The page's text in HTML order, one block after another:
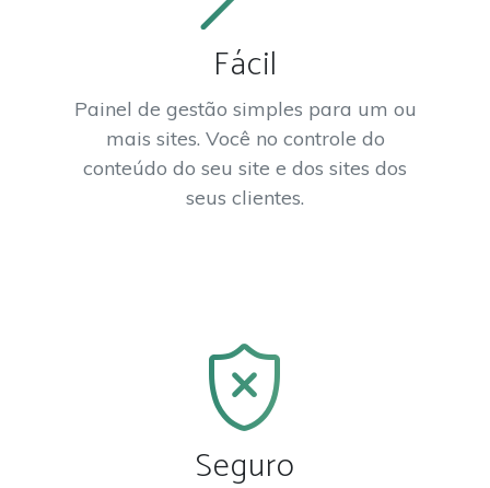
Fácil
Painel de gestão simples para um ou
mais sites. Você no controle do
conteúdo do seu site e dos sites dos
seus clientes.
Seguro